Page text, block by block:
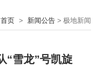
首页 > 新闻公告 > 极地新闻
“雪龙”号凯旋